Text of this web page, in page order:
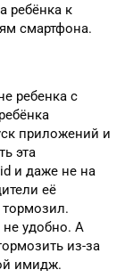
ребёнка к
смартфона.
ребенка с
приложений и
эта
и даже не на
её
удобно. А
из-за
имидж.